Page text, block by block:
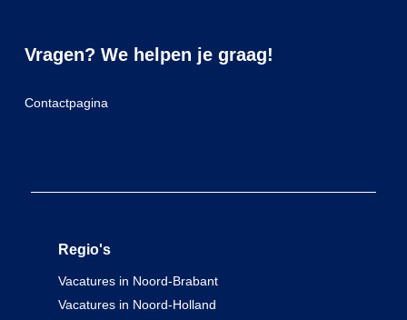
Vragen? We helpen je graag!
Contactpagina
Regio's
Vacatures in Noord-Brabant
Vacatures in Noord-Holland